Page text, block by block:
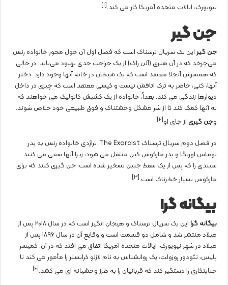
نیویورک، ایالات متحده آمریکا کار می کند.[١]
جن گیر
جن گیر این یک سریال ترسناک است که فصل اول آن حول محور خانواده رنس
می‌چرخد که در آن هنری (آلن راک) از یک جراحت جدی بهبود می‌یابد، در حالی
که همسرش آنجلا معتقد است که یک شیطان در خانه آنها وجود دارد. دختر
آنها، کتی، حاضر به ترک اتاقش نیست و کیسی معتقد است که چیزی در داخل
دیوارها زندگی می کند. بعداً، خانواده از یک کشیش کاتولیک می خواهند که
به آنها کمک کند تا از شر مشکل وحشتناک و فوق طبیعی خود خلاص شوند.
وجن گیری از جای او[٢]
در فصل دوم سریال ترسناک The Exorcist، تراژدی خانواده رنس به پدر
توماس اورتگا و پدر مارکوس کین منتقل می شود، زیرا آنها سعی می کنند
سیندی را که پس از یک سقط جنین تسخیر شده است، جن گیری کنند که برای
مارکوس بسیار خطرناک است.[٣]
بیگانه گرا
بیگانه گرا
این یک سریال ترسناک و هیجان انگیز است که در سال 2018 پس از
میلاد منتشر شد و شامل دو قسمت است و وقایع آن در سال 1896 پس از
میلاد در شهر نیویورک، ایالات متحده آمریکا اتفاق می افتد که در آن، کمیسر
پلیس، تئودور روزولت، یک روانشناس به نام لازلو کرایسلر را مأمور می کند تا
جنایتکاری را دستگیر کند که قربانیان را به طرز وحشیانه ای می کشد.[٤]